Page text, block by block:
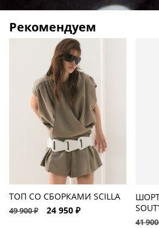
Рекомендуем
ТОП СО СБОРКАМИ SCILLA
49 900 ₽ 24 950 ₽
41